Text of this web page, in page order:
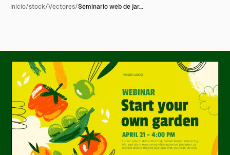
Inicio/stock/Vectores/Seminario web de jar…